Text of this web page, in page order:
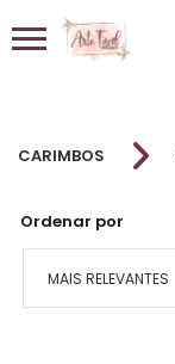
CARIMBOS
Ordenar por
MAIS RELEVANTES